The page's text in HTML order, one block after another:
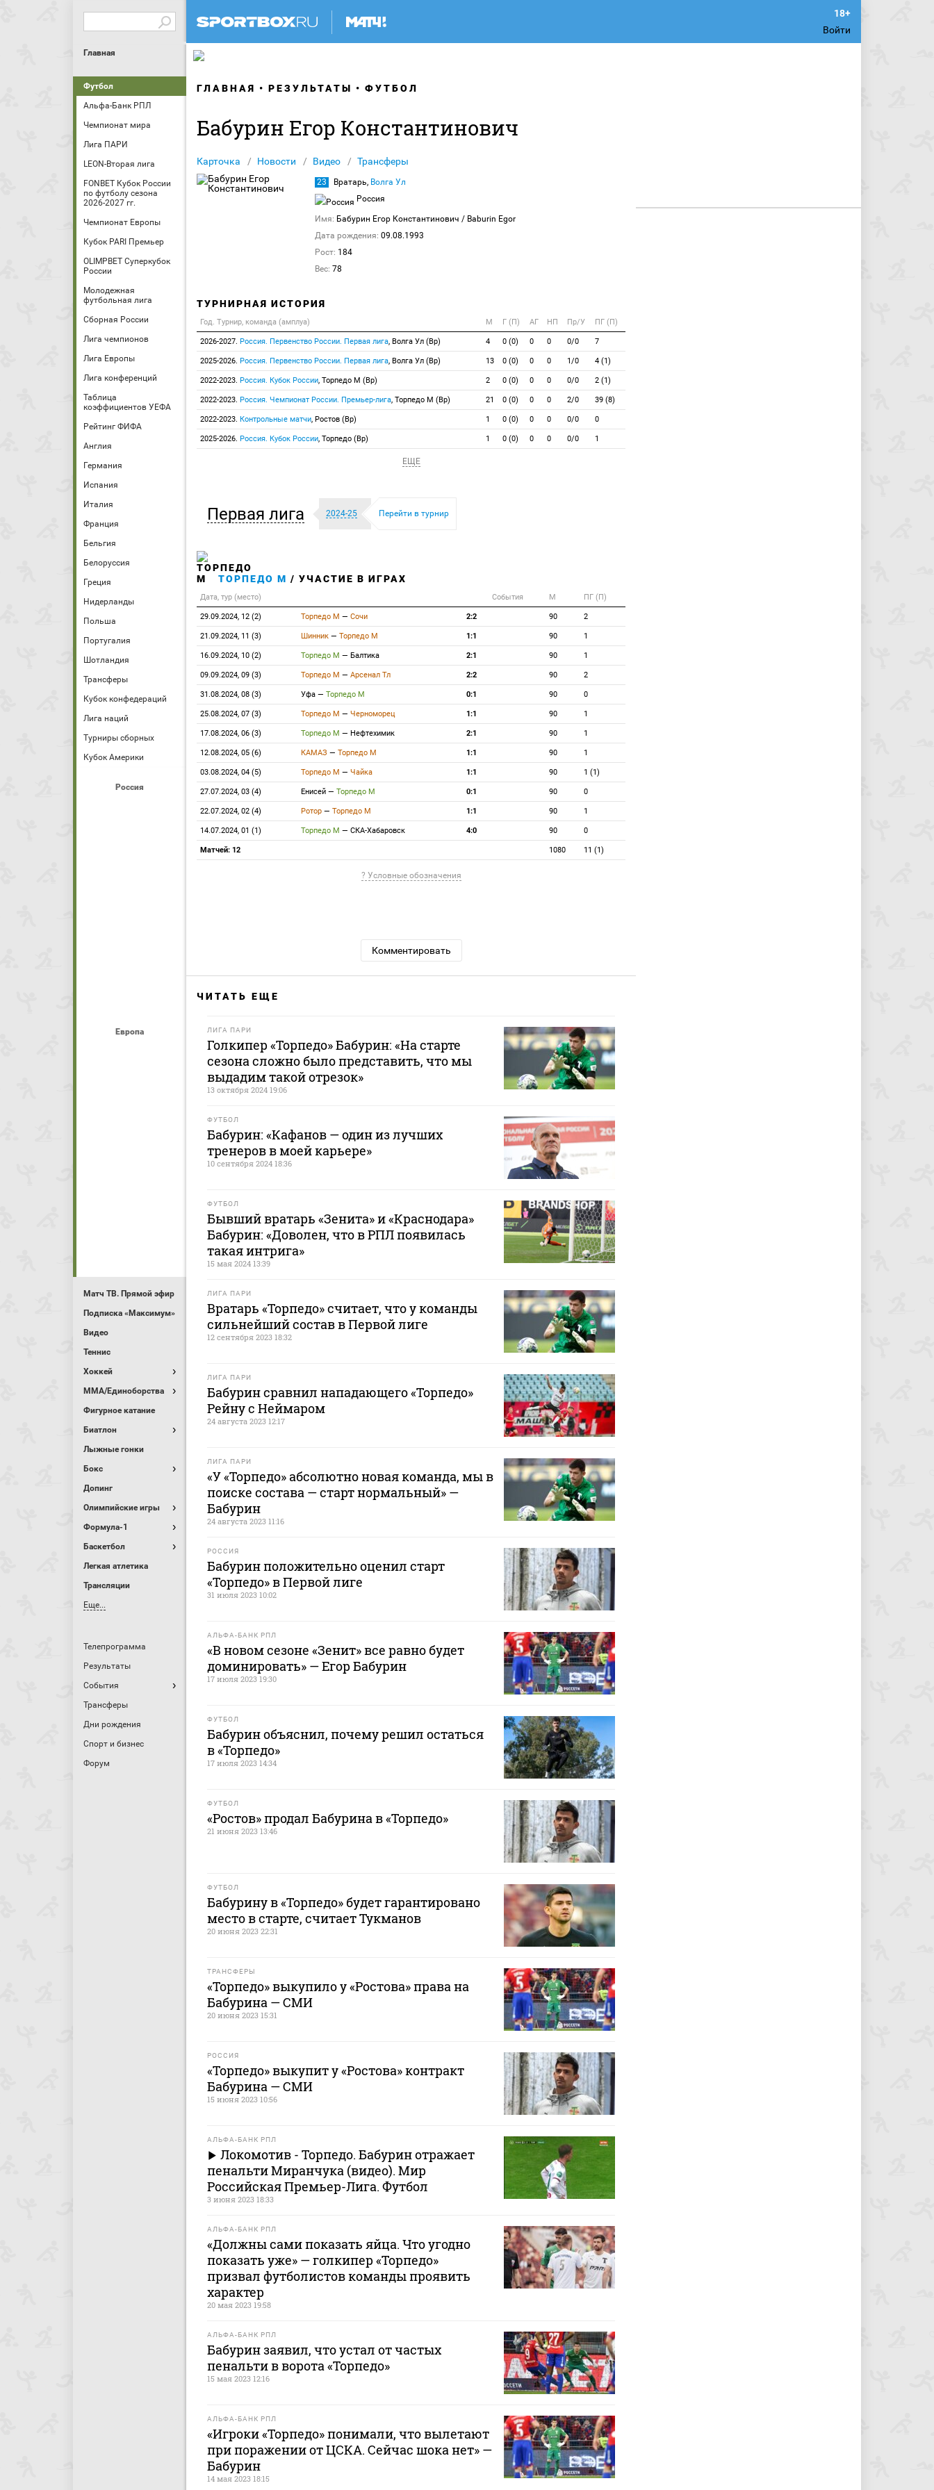
Войти
Главная
Футбол
Альфа-Банк РПЛ
Чемпионат мира
Лига ПАРИ
LEON-Вторая лига
FONBET Кубок России
по футболу сезона
2026-2027 гг.
Чемпионат Европы
Кубок PARI Премьер
OLIMPBET Суперкубок
России
Молодежная
футбольная лига
Сборная России
Лига чемпионов
Лига Европы
Лига конференций
Таблица
коэффициентов УЕФА
Рейтинг ФИФА
Англия
Германия
Испания
Италия
Франция
Бельгия
Белоруссия
Греция
Нидерланды
Польша
Португалия
Шотландия
Трансферы
Кубок конфедераций
Лига наций
Турниры сборных
Кубок Америки
Россия
Европа
Матч ТВ. Прямой эфир
Подписка «Максимум»
Видео
Теннис
Хоккей
MMA/Единоборства
Фигурное катание
Биатлон
Лыжные гонки
Бокс
Допинг
Олимпийские игры
Формула-1
Баскетбол
Легкая атлетика
Трансляции
Еще...
Телепрограмма
Результаты
События
Трансферы
Дни рождения
Спорт и бизнес
Форум
ГЛАВНАЯ РЕЗУЛЬТАТЫ ФУТБОЛ
Бабурин Егор Константинович
Карточка Новости Видео Трансферы
23 Вратарь, Волга Ул
Россия
Имя: Бабурин Егор Константинович / Baburin Egor
Дата рождения: 09.08.1993
Рост: 184
Вес: 78
ТУРНИРНАЯ ИСТОРИЯ
Год. Турнир, команда (амплуа) М Г (П) АГ НП Пр/У ПГ (П)
2026-2027. Россия. Первенство России. Первая лига, Волга Ул (Вр) 4 0 (0) 0 0 0/0 7
2025-2026. Россия. Первенство России. Первая лига, Волга Ул (Вр) 13 0 (0) 0 0 1/0 4 (1)
2022-2023. Россия. Кубок России, Торпедо М (Вр) 2 0 (0) 0 0 0/0 2 (1)
2022-2023. Россия. Чемпионат России. Премьер-лига, Торпедо М (Вр) 21 0 (0) 0 0 2/0 39 (8)
2022-2023. Контрольные матчи, Ростов (Вр) 1 0 (0) 0 0 0/0 0
2025-2026. Россия. Кубок России, Торпедо (Вр) 1 0 (0) 0 0 0/0 1
ЕЩЕ
Первая лига 2024-25 Перейти в турнир
ТОРПЕДО М / УЧАСТИЕ В ИГРАХ
Дата, тур (место) События М ПГ (П)
29.09.2024, 12 (2) Торпедо М — Сочи 2:2 90 2
21.09.2024, 11 (3) Шинник — Торпедо М 1:1 90 1
16.09.2024, 10 (2) Торпедо М — Балтика 2:1 90 1
09.09.2024, 09 (3) Торпедо М — Арсенал Тл 2:2 90 2
31.08.2024, 08 (3) Уфа — Торпедо М 0:1 90 0
25.08.2024, 07 (3) Торпедо М — Черноморец 1:1 90 1
17.08.2024, 06 (3) Торпедо М — Нефтехимик 2:1 90 1
12.08.2024, 05 (6) КАМАЗ — Торпедо М 1:1 90 1
03.08.2024, 04 (5) Торпедо М — Чайка 1:1 90 1 (1)
27.07.2024, 03 (4) Енисей — Торпедо М 0:1 90 0
22.07.2024, 02 (4) Ротор — Торпедо М 1:1 90 1
14.07.2024, 01 (1) Торпедо М — СКА-Хабаровск 4:0 90 0
Матчей: 12 1080 11 (1)
? Условные обозначения
Комментировать
ЧИТАТЬ ЕЩЕ
ЛИГА ПАРИ
Голкипер «Торпедо» Бабурин: «На старте
сезона сложно было представить, что мы
выдадим такой отрезок»
13 октября 2024 19:06
ФУТБОЛ
Бабурин: «Кафанов — один из лучших
тренеров в моей карьере»
10 сентября 2024 18:36
ФУТБОЛ
Бывший вратарь «Зенита» и «Краснодара»
Бабурин: «Доволен, что в РПЛ появилась
такая интрига»
15 мая 2024 13:39
ЛИГА ПАРИ
Вратарь «Торпедо» считает, что у команды
сильнейший состав в Первой лиге
12 сентября 2023 18:32
ЛИГА ПАРИ
Бабурин сравнил нападающего «Торпедо»
Рейну с Неймаром
24 августа 2023 12:17
ЛИГА ПАРИ
«У «Торпедо» абсолютно новая команда, мы в
поиске состава — старт нормальный» —
Бабурин
24 августа 2023 11:16
РОССИЯ
Бабурин положительно оценил старт
«Торпедо» в Первой лиге
31 июля 2023 10:02
АЛЬФА-БАНК РПЛ
«В новом сезоне «Зенит» все равно будет
доминировать» — Егор Бабурин
17 июля 2023 19:30
ФУТБОЛ
Бабурин объяснил, почему решил остаться
в «Торпедо»
17 июля 2023 14:34
ФУТБОЛ
«Ростов» продал Бабурина в «Торпедо»
21 июня 2023 13:46
ФУТБОЛ
Бабурину в «Торпедо» будет гарантировано
место в старте, считает Тукманов
20 июня 2023 22:31
ТРАНСФЕРЫ
«Торпедо» выкупило у «Ростова» права на
Бабурина — СМИ
20 июня 2023 15:31
РОССИЯ
«Торпедо» выкупит у «Ростова» контракт
Бабурина — СМИ
15 июня 2023 10:56
АЛЬФА-БАНК РПЛ
Локомотив - Торпедо. Бабурин отражает
пенальти Миранчука (видео). Мир
Российская Премьер-Лига. Футбол
3 июня 2023 18:33
АЛЬФА-БАНК РПЛ
«Должны сами показать яйца. Что угодно
показать уже» — голкипер «Торпедо»
призвал футболистов команды проявить
характер
20 мая 2023 19:58
АЛЬФА-БАНК РПЛ
Бабурин заявил, что устал от частых
пенальти в ворота «Торпедо»
15 мая 2023 12:16
АЛЬФА-БАНК РПЛ
«Игроки «Торпедо» понимали, что вылетают
при поражении от ЦСКА. Сейчас шока нет» —
Бабурин
14 мая 2023 18:15